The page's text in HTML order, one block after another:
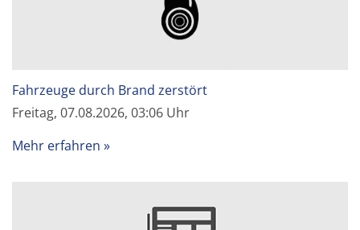
Fahrzeuge durch Brand zerstört
Freitag, 07.08.2026, 03:06 Uhr
Mehr erfahren